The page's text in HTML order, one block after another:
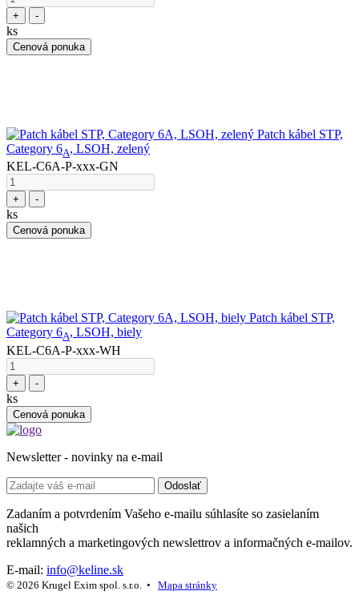
+ -
ks
Cenová ponuka
Patch kábel STP,
Category 6A, LSOH, zelený
KEL-C6A-P-xxx-GN
+ -
ks
Cenová ponuka
Patch kábel STP,
Category 6A, LSOH, biely
KEL-C6A-P-xxx-WH
+ -
ks
Cenová ponuka
Newsletter - novinky na e-mail
Odoslať
Zadaním a potvrdením Vašeho e-mailu súhlasíte so zasielaním
našich
reklamných a marketingových newslettrov a informačných e-mailov.
E-mail: info@keline.sk
© 2026 Krugel Exim spol. s.r.o. • Mapa stránky